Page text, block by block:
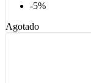
-5%
Agotado